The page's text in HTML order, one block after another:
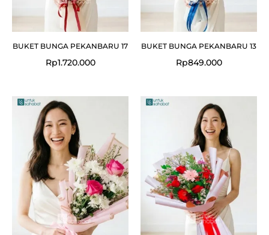
BUKET BUNGA PEKANBARU 17
Rp1.720.000
BUKET BUNGA PEKANBARU 13
Rp849.000